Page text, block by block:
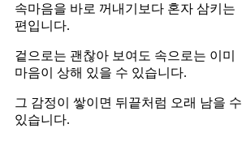
속마음을 바로 꺼내기보다 혼자 삼키는
편입니다.
겉으로는 괜찮아 보여도 속으로는 이미
마음이 상해 있을 수 있습니다.
그 감정이 쌓이면 뒤끝처럼 오래 남을 수
있습니다.